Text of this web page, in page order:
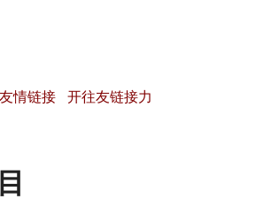
友情链接 开往友链接力